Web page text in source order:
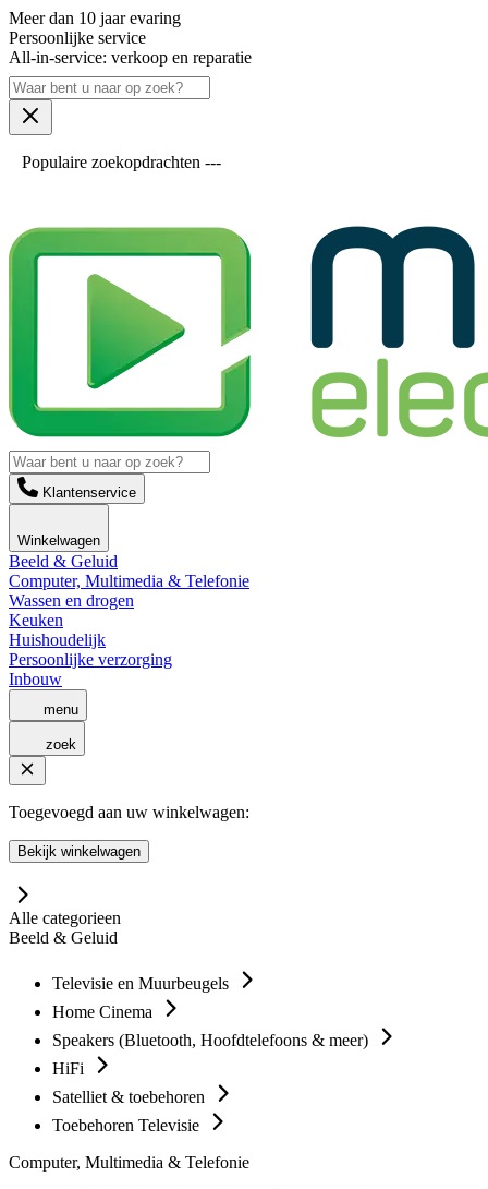
Meer dan 10 jaar evaring
Persoonlijke service
All-in-service: verkoop en reparatie
Populaire zoekopdrachten ---
Klantenservice
Winkelwagen
Beeld & Geluid
Computer, Multimedia & Telefonie
Wassen en drogen
Keuken
Huishoudelijk
Persoonlijke verzorging
Inbouw
menu
zoek
Toegevoegd aan uw winkelwagen:
Bekijk winkelwagen
Alle categorieen
Beeld & Geluid
Televisie en Muurbeugels
Home Cinema
Speakers (Bluetooth, Hoofdtelefoons & meer)
HiFi
Satelliet & toebehoren
Toebehoren Televisie
Computer, Multimedia & Telefonie